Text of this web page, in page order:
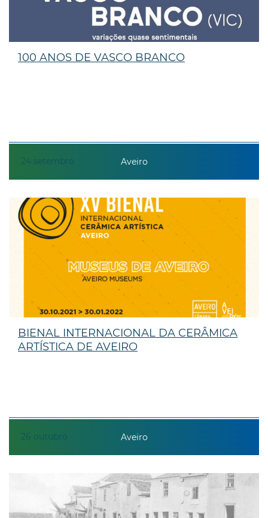
24 setembro
100 ANOS DE VASCO BRANCO
Aveiro
26 outubro
BIENAL INTERNACIONAL DA CERÂMICA
ARTÍSTICA DE AVEIRO
Aveiro